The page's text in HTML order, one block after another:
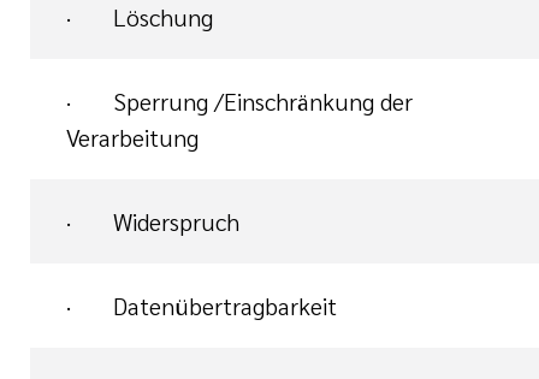
· Löschung
· Sperrung /Einschränkung der
Verarbeitung
· Widerspruch
· Datenübertragbarkeit